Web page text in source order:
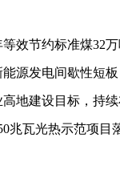
节约标准煤32万
源发电间歇性短
建设目标，持续
兆瓦光热示范项目